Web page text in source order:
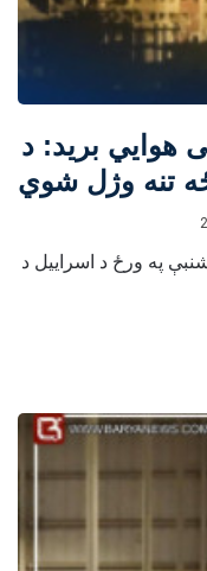
هوايي برید: د
تنه وژل شوي
په ورځ د اسراییل د